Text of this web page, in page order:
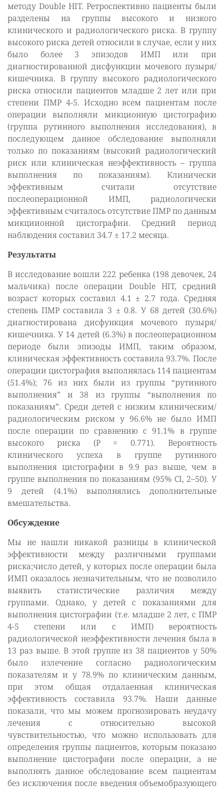
методу Double HIT. Ретроспективно пациенты были
разделены на группы высокого и низкого
клинического и радиологического риска. В группу
высокого риска детей относили в случае, если у них
было более 3 эпизодов ИМП или при
диагностированной дисфункции мочевого пузыря/
кишечника. В группу высокого радиологического
риска относили пациентов младше 2 лет или при
степени ПМР 4-5. Исходно всем пациентам после
операции выполняли микционную цистографию
(группа рутинного выполнения исследования), в
последующем данное обследование выполняли
только по показаниям (высокий радиологический
риск или клиническая неэффективность – группа
выполнения по показаниям). Клинически
эффективным считали отсутствие
послеоперационной ИМП, радиологически
эффективным считалось отсутствие ПМР по данным
микциионной цистографии. Средний период
наблюдения составил 34.7 ± 17.2 месяца.
Результаты
В исследование вошли 222 ребенка (198 девочек, 24
мальчика) после операции Double HIT, средний
возраст которых составил 4.1 ± 2.7 года. Средняя
степень ПМР составила 3 ± 0.8. У 68 детей (30.6%)
диагностирована дисфункция мочевого пузыря/
кишечника. У 14 детей (6.3%) в послеоперационном
периоде были эпизоды ИМП, таким образом,
клиническая эффективность составила 93.7%. После
операции цистография выполнялась 114 пациентам
(51.4%); 76 из них были из группы “рутинного
выполнения” и 38 из группы “выполнения по
показаниям”. Среди детей с низким клиническим/
радиологическим риском у 96.6% не было ИМП
после операции по сравнению с 91.1% в группе
высокого риска (P = 0.771). Вероятность
клинического успеха в группе рутинного
выполнения цистографии в 9.9 раз выше, чем в
группе выполнения по показаниям (95% CI, 2–50). У
9 детей (4.1%) выполнялись дополнительные
вмешательства.
Обсуждение
Мы не нашли никакой разницы в клинической
эффективности между различными группами
риска;число детей, у которых после операции была
ИМП оказалось незначительным, что не позволило
выявить статистические различия между
группами. Однако, у детей с показаниями для
выполнения цистографии (т.е. младше 2 лет, с ПМР
4-5 степени или с ИМП) вероятность
радиологической неэффективности лечения была в
13 раз выше. В этой группе из 38 пациентов у 50%
было излечение согласно радиологическим
показателям и у 78.9% по клиническим данным,
при этом общая отдалаенная клиническая
эффективность составила 93.7%. Наши данные
показали, что мы можем прогнозировать неудачу
лечения с относительно высокой
чувствительностью, что можно использовать для
определения группы пациентов, которым показано
выполнение цистографии после операции, а не
выполнять данное обследование всем пациентам
без исключения после введения объемобразующего